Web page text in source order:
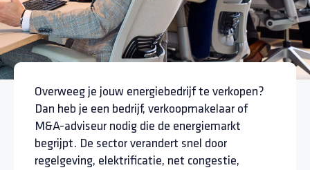
Overweeg je jouw energiebedrijf te verkopen?
Dan heb je een bedrijf, verkoopmakelaar of
M&A-adviseur nodig die de energiemarkt
begrijpt. De sector verandert snel door
regelgeving, elektrificatie, net congestie,